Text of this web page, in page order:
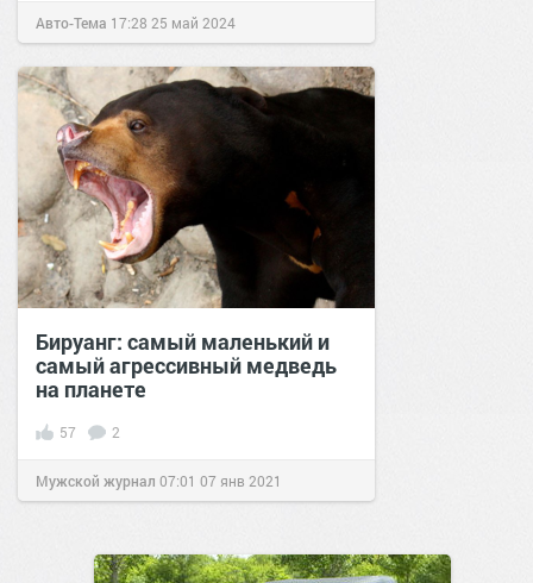
Авто-Тема 17:28 25 май 2024
Бируанг: самый маленький и
самый агрессивный медведь
на планете
57 2
Мужской журнал 07:01 07 янв 2021